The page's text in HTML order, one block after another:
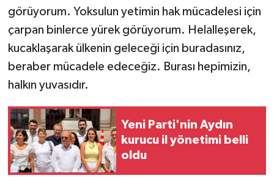
görüyorum. Yoksulun yetimin hak mücadelesi için
çarpan binlerce yürek görüyorum. Helalleşerek,
kucaklaşarak ülkenin geleceği için buradasınız,
beraber mücadele edeceğiz. Burası hepimizin,
halkın yuvasıdır.
Yeni Parti'nin Aydın
kurucu il yönetimi belli
oldu